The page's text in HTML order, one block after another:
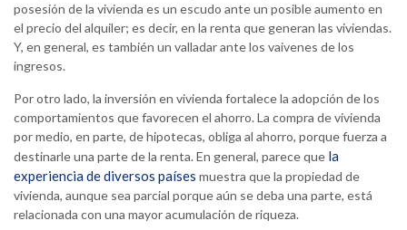
posesión de la vivienda es un escudo ante un posible aumento en
el precio del alquiler; es decir, en la renta que generan las viviendas.
Y, en general, es también un valladar ante los vaivenes de los
ingresos.
Por otro lado, la inversión en vivienda fortalece la adopción de los
comportamientos que favorecen el ahorro. La compra de vivienda
por medio, en parte, de hipotecas, obliga al ahorro, porque fuerza a
destinarle una parte de la renta. En general, parece que la
experiencia de diversos países muestra que la propiedad de
vivienda, aunque sea parcial porque aún se deba una parte, está
relacionada con una mayor acumulación de riqueza.